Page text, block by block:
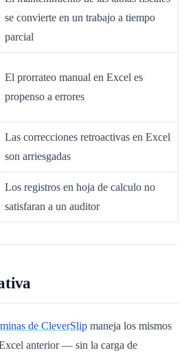
se convierte en un trabajo a tiempo
parcial
El prorrateo manual en Excel es
propenso a errores
Las correcciones retroactivas en Excel
son arriesgadas
Los registros en hoja de calculo no
satisfaran a un auditor
de CleverSlip maneja los mismos
anterior — sin la carga de